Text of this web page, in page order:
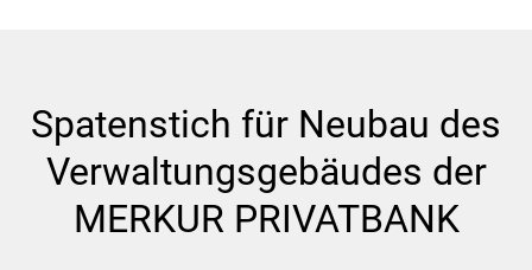
Spatenstich für Neubau des
Verwaltungsgebäudes der
MERKUR PRIVATBANK